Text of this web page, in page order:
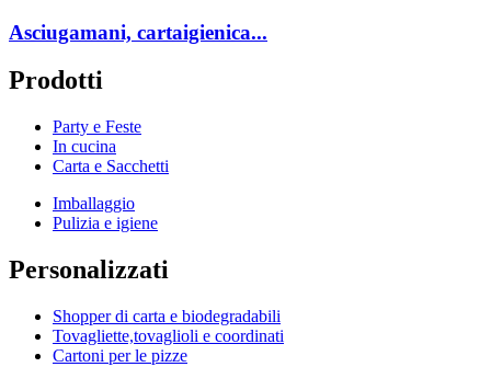
Asciugamani, cartaigienica...
Prodotti
Party e Feste
In cucina
Carta e Sacchetti
Imballaggio
Pulizia e igiene
Personalizzati
Shopper di carta e biodegradabili
Tovagliette,tovaglioli e coordinati
Cartoni per le pizze